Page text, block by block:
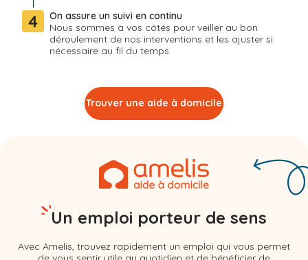
4
On assure un suivi en continu
Nous sommes à vos côtés pour veiller au bon
déroulement de nos interventions et les ajuster si
nécessaire au fil du temps.
Trouver une aide à domicile
Un emploi porteur de sens
Avec Amelis, trouvez rapidement un emploi qui vous permet